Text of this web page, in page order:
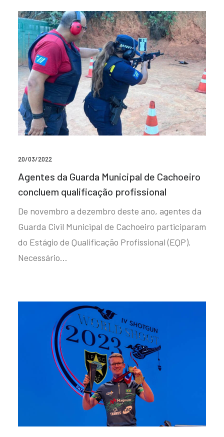
20/03/2022
Agentes da Guarda Municipal de Cachoeiro
concluem qualificação profissional
De novembro a dezembro deste ano, agentes da
Guarda Civil Municipal de Cachoeiro participaram
do Estágio de Qualificação Profissional (EQP).
Necessário…